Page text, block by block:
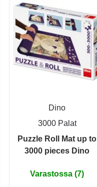
Dino
3000 Palat
Puzzle Roll Mat up to
3000 pieces Dino
Varastossa (7)